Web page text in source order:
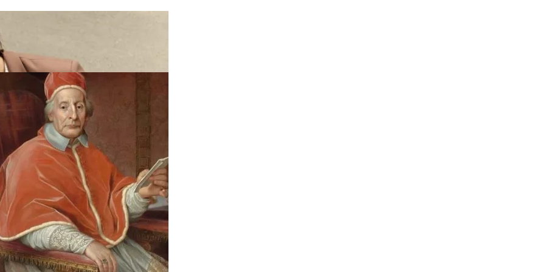
Вас Стильной, Но И Притянут Деньги И Удачу